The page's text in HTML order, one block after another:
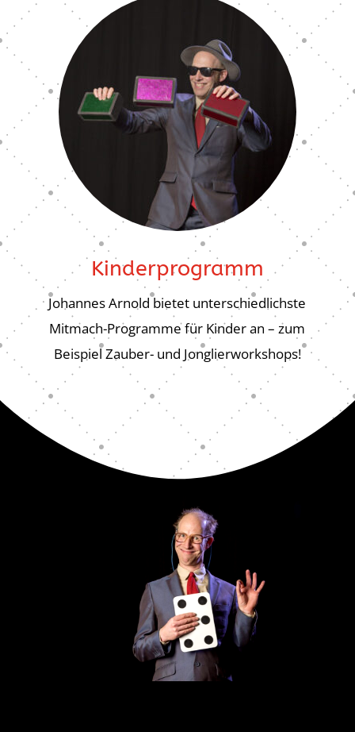
Kinderprogramm
Johannes Arnold bietet unterschiedlichste
Mitmach-Programme für Kinder an – zum
Beispiel Zauber- und Jonglierworkshops!